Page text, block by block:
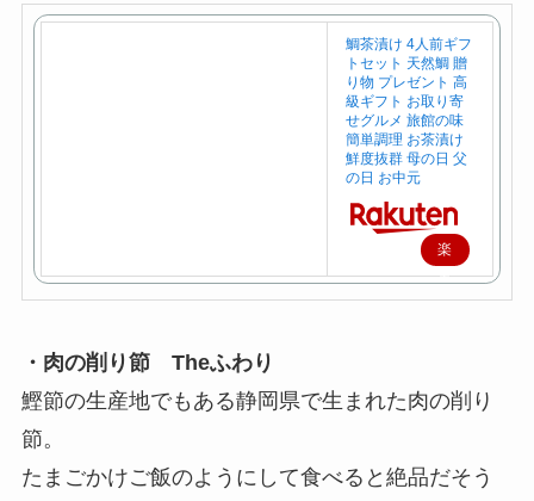
鯛茶漬け 4人前ギフ
トセット 天然鯛 贈
り物 プレゼント 高
級ギフト お取り寄
せグルメ 旅館の味
簡単調理 お茶漬け
鮮度抜群 母の日 父
の日 お中元
楽
天
・肉の削り節 Theふわり
鰹節の生産地でもある静岡県で生まれた肉の削り
節。
たまごかけご飯のようにして食べると絶品だそう